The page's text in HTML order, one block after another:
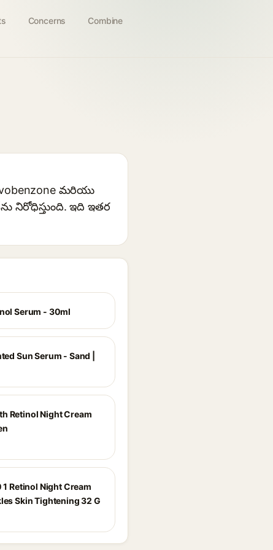
Concerns Combine
మరియు
నిరోధిస్తుంది. ఇది ఇతర
Serum - 30ml
Sun Serum - Sand |
Retinol Night Cream
1 Retinol Night Cream
Skin Tightening 32 G